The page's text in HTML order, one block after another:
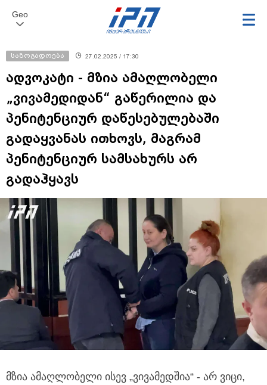
Geo
საზოგადოება 27.02.2025 / 17:30
ადვოკატი - მზია ამაღლობელი
„ვივამედიდან“ გაწერილია და
პენიტენციურ დაწესებულებაში
გადაყვანას ითხოვს, მაგრამ
პენიტენციურ სამსახურს არ
გადაჰყავს
მზია ამაღლობელი ისევ „ვივამედშია“ - არ ვიცი,